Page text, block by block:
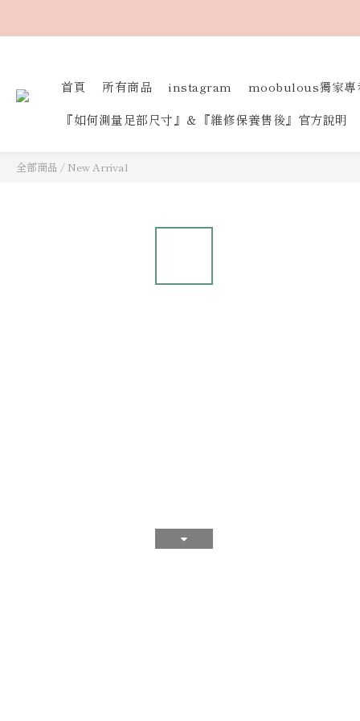
首頁 所有商品 instagram
moobulous獨家專
『如何測量足部尺寸』＆『維修保養售後』官方說明
全部商品 / New Arrival